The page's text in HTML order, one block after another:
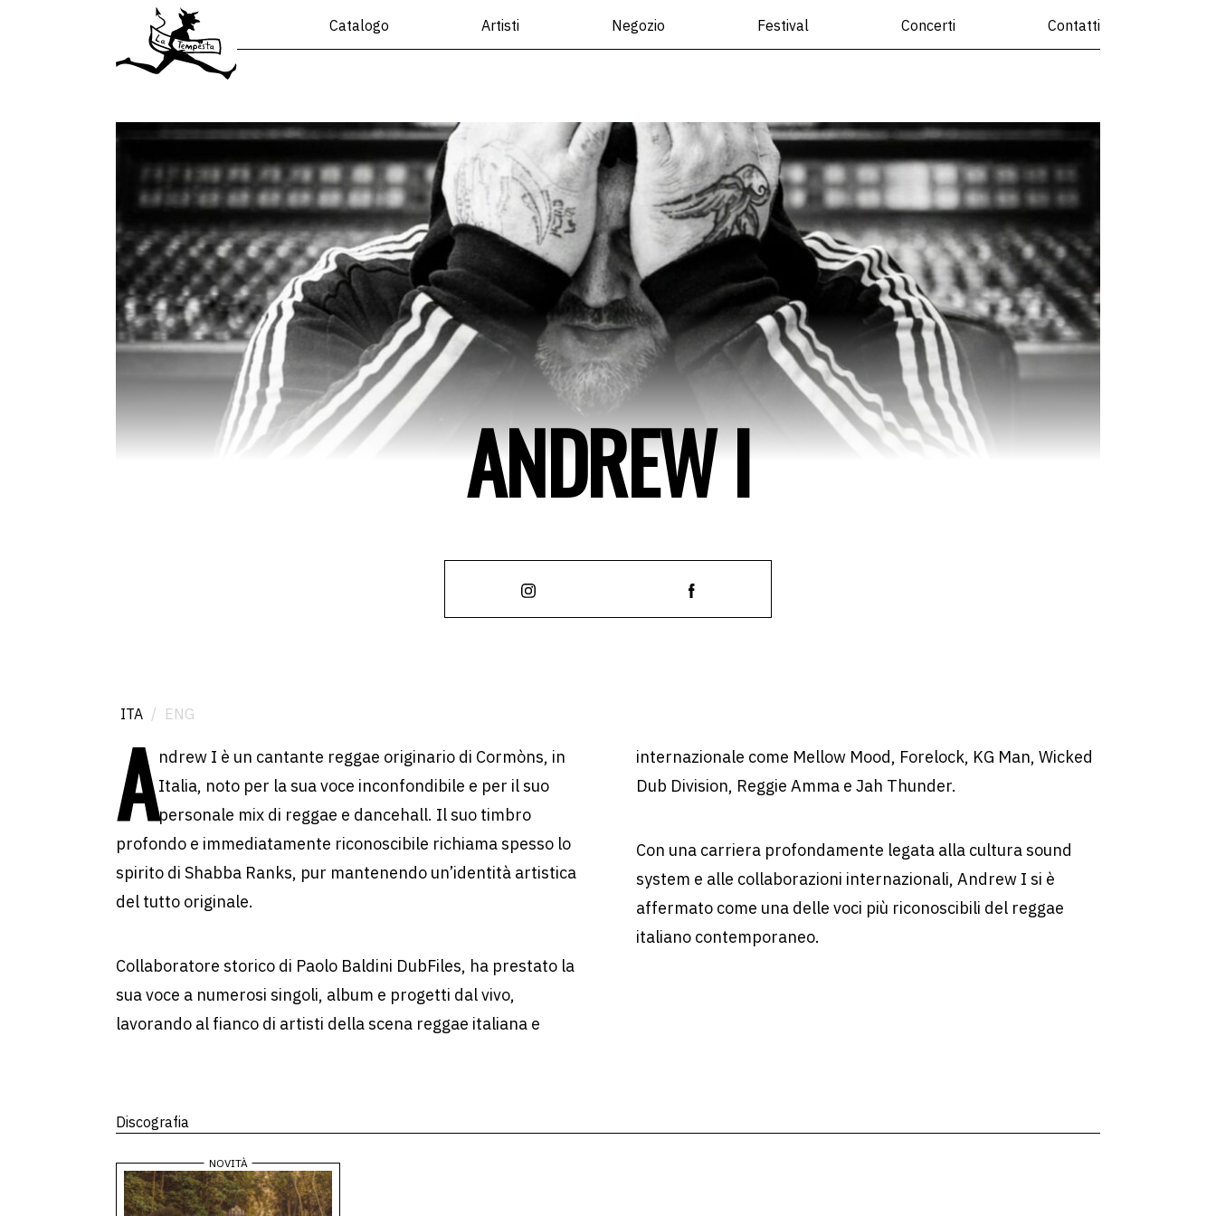
Catalogo Artisti Negozio Festival Concerti Contatti
ANDREW I
ITA / ENG
Andrew I è un cantante reggae originario di Cormòns, in
Italia, noto per la sua voce inconfondibile e per il suo
personale mix di reggae e dancehall. Il suo timbro
profondo e immediatamente riconoscibile richiama spesso lo
spirito di Shabba Ranks, pur mantenendo un’identità artistica
del tutto originale.
Collaboratore storico di Paolo Baldini DubFiles, ha prestato la
sua voce a numerosi singoli, album e progetti dal vivo,
lavorando al fianco di artisti della scena reggae italiana e
internazionale come Mellow Mood, Forelock, KG Man, Wicked
Dub Division, Reggie Amma e Jah Thunder.
Con una carriera profondamente legata alla cultura sound
system e alle collaborazioni internazionali, Andrew I si è
affermato come una delle voci più riconoscibili del reggae
italiano contemporaneo.
Discografia